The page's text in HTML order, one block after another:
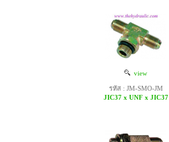
view
รหัส : JM-SMO-JM
JIC37 x UNF x JIC37